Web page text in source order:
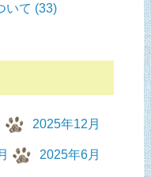
いて (33)
2025年12月
2025年6月